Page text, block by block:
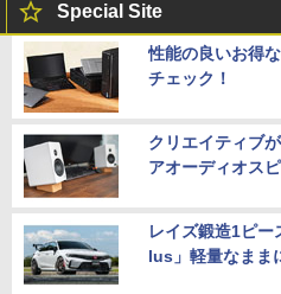
Special Site
性能の良いお得
チェック！
クリエイティブ
アオーディオス
レイズ鍛造1ピ
lus」軽量なまま